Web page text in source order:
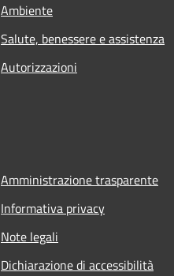
Ambiente
Salute, benessere e assistenza
Autorizzazioni
Amministrazione trasparente
Informativa privacy
Note legali
Dichiarazione di accessibilità